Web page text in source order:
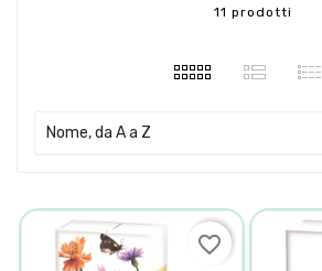
11 prodotti
Nome, da A a Z
favorite_border